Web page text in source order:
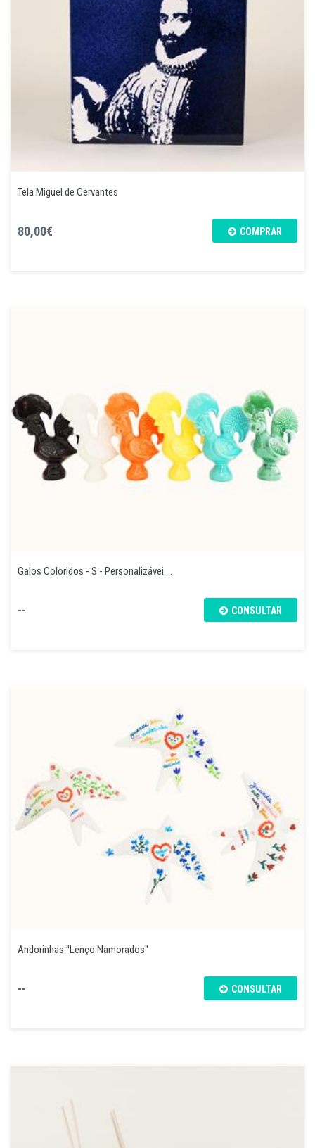
Tela Miguel de Cervantes
80,00€ COMPRAR
Galos Coloridos - S - Personalizávei ...
-- CONSULTAR
Andorinhas "Lenço Namorados"
-- CONSULTAR